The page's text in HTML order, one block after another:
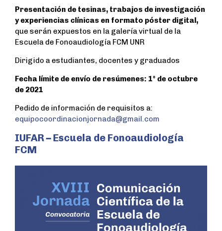
o
o
k
e
r
A
p
p
Presentación de tesinas, trabajos de investigación
y experiencias clínicas en formato póster digital,
que serán expuestos en la galería virtual de la
Escuela de Fonoaudiología FCM UNR
Dirigido a estudiantes, docentes y graduados
Fecha límite de envío de resúmenes: 1° de octubre
de 2021
Pedido de información de requisitos a:
equipocoordinacionjornada@gmail.com
IUFAR – Escuela de Fonoaudiología
FCM